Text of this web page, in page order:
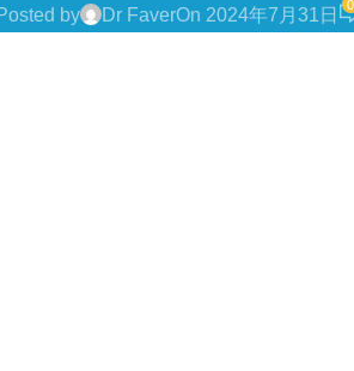
by Dr FaverOn 2024年7月31日
0